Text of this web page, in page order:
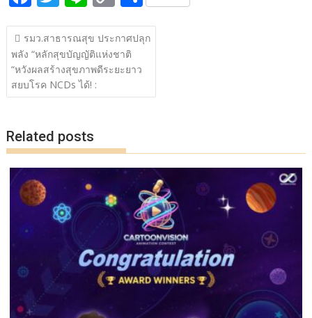
ac
e
b
o
o
k
w
itt
er
n
e
o
p
y
n
h
ar
แนะแนว
เรื่อง
รมว.สาธารณสุข ประกาศปลุก
พลัง “หลักสุขบัญญัติแห่งชาติ
“หวังผลสร้างสุขภาพดีระยะยาว
สยบโรค NCDs ได้! :
Related posts